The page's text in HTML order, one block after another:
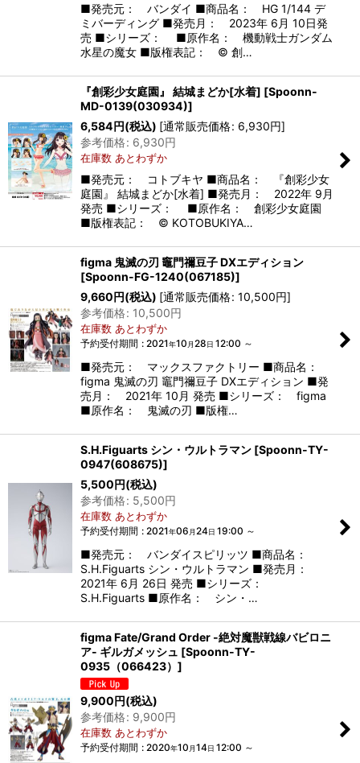
■発売元： バンダイ ■商品名： HG 1/144 デ
ミバーディング ■発売月： 2023年 6月 10日発
売 ■シリーズ： ■原作名： 機動戦士ガンダム
水星の魔女 ■版権表記： © 創…
『創彩少女庭園』 結城まどか[水着] [Spoonn-
MD-0139(030934)]
6,584円(税込) [通常販売価格: 6,930円]
参考価格: 6,930円
在庫数 あとわずか
■発売元： コトブキヤ ■商品名： 『創彩少女
庭園』 結城まどか[水着] ■発売月： 2022年 9月
発売 ■シリーズ： ■原作名： 創彩少女庭園
■版権表記： © KOTOBUKIYA…
figma 鬼滅の刃 竈門禰豆子 DXエディション
[Spoonn-FG-1240(067185)]
9,660円(税込) [通常販売価格: 10,500円]
参考価格: 10,500円
在庫数 あとわずか
予約受付期間 : 2021年10 月 28日 12:00 ～
■発売元： マックスファクトリー ■商品名：
figma 鬼滅の刃 竈門禰豆子 DXエディション ■発
売月： 2021年 10月 発売 ■シリーズ： figma
■原作名： 鬼滅の刃 ■版権…
S.H.Figuarts シン・ウルトラマン [Spoonn-TY-
0947(608675)]
5,500円(税込)
参考価格: 5,500円
在庫数 あとわずか
予約受付期間 : 2021年06 月 24日 19:00 ～
■発売元： バンダイスピリッツ ■商品名：
S.H.Figuarts シン・ウルトラマン ■発売月：
2021年 6月 26日 発売 ■シリーズ：
S.H.Figuarts ■原作名： シン・…
figma Fate/Grand Order -絶対魔獣戦線バビロニ
ア- ギルガメッシュ [Spoonn-TY-
0935（066423） ]
9,900円(税込)
参考価格: 9,900円
在庫数 あとわずか
予約受付期間 : 2020年10 月14日 12:00 ～